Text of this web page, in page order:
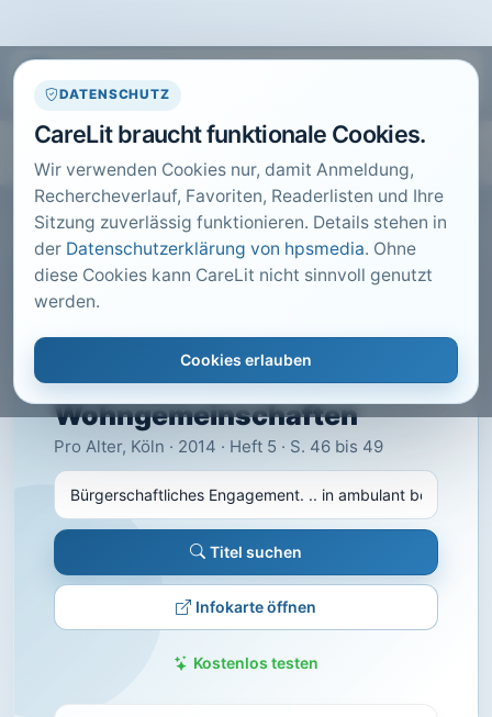
DATENSCHUTZ
CareLit braucht funktionale Cookies.
Wir verwenden Cookies nur, damit Anmeldung,
Rechercheverlauf, Favoriten, Readerlisten und Ihre
Sitzung zuverlässig funktionieren. Details stehen in
der Datenschutzerklärung von hpsmedia. Ohne
diese Cookies kann CareLit nicht sinnvoll genutzt
werden.
Cookies erlauben
CARELIT FACHARTIKEL
Bürgerschaftliches
Engagement. .. in ambulant
betreuten
Wohngemeinschaften
Pro Alter, Köln · 2014 · Heft 5 · S. 46 bis 49
Titel suchen
Infokarte öffnen
Kostenlos testen